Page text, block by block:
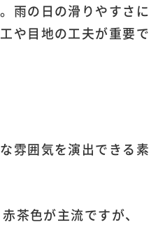
雨の日の滑りやすさに
や目地の工夫が重要で
雰囲気を演出できる素
茶色が主流ですが、